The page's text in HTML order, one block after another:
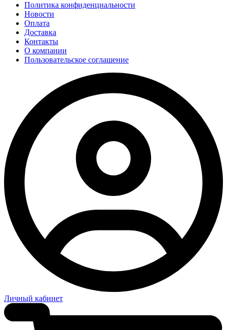
Политика конфиденциальности
Новости
Оплата
Доставка
Контакты
О компании
Пользовательское соглашение
Личный кабинет